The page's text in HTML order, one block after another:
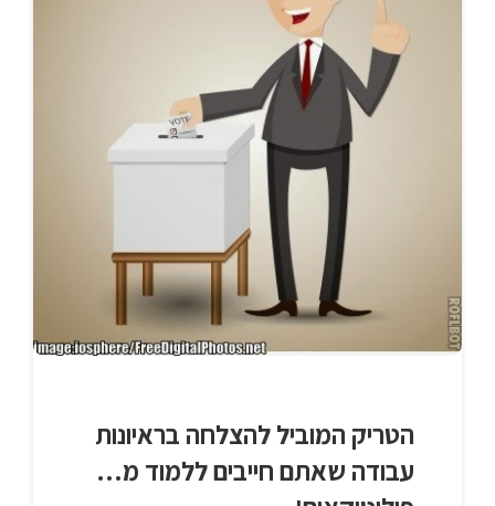
הטריק המוביל להצלחה בראיונות
עבודה שאתם חייבים ללמוד מ…